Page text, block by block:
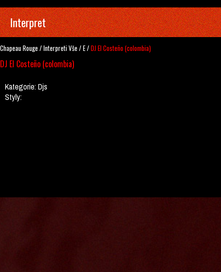
Interpret
Chapeau Rouge /InterpretiVše /E/DJ El Costeño (colombia)
DJ El Costeño (colombia)
Kategorie:Djs
Styly: